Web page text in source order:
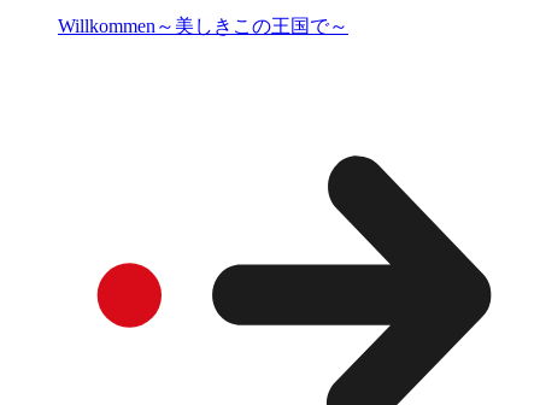
Willkommen～美しきこの王国で～